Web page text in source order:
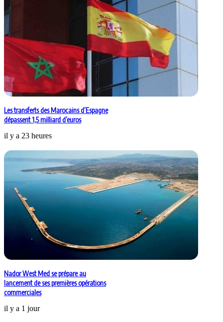
Les transferts des Marocains d’Espagne
dépassent 1,5 milliard d’euros
il y a 23 heures
Nador West Med se prépare au
lancement de ses premières opérations
commerciales
il y a 1 jour